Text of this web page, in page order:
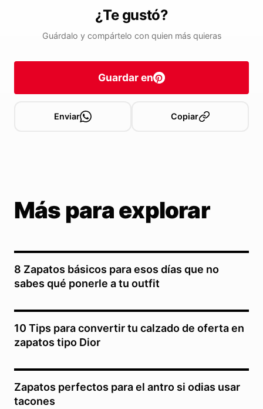
¿Te gustó?
Guárdalo y compártelo con quien más quieras
Guardar en
Enviar Copiar
Más para explorar
8 Zapatos básicos para esos días que no
sabes qué ponerle a tu outfit
10 Tips para convertir tu calzado de oferta en
zapatos tipo Dior
Zapatos perfectos para el antro si odias usar
tacones